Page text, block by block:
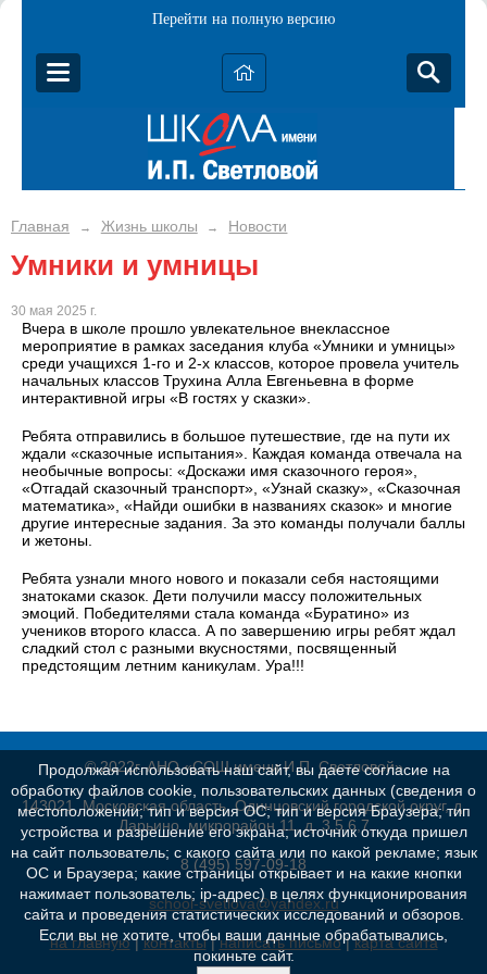
Перейти на полную версию
Главная → Жизнь школы → Новости
Умники и умницы
30 мая 2025 г.
Вчера в школе прошло увлекательное внеклассное
мероприятие в рамках заседания клуба «Умники и умницы»
среди учащихся 1-го и 2-х классов, которое провела учитель
начальных классов Трухина Алла Евгеньевна в форме
интерактивной игры «В гостях у сказки».
Ребята отправились в большое путешествие, где на пути их
ждали «сказочные испытания». Каждая команда отвечала на
необычные вопросы: «Доскажи имя сказочного героя»,
«Отгадай сказочный транспорт», «Узнай сказку», «Сказочная
математика», «Найди ошибки в названиях сказок» и многие
другие интересные задания. За это команды получали баллы
и жетоны.
Ребята узнали много нового и показали себя настоящими
знатоками сказок. Дети получили массу положительных
эмоций. Победителями стала команда «Буратино» из
учеников второго класса. А по завершению игры ребят ждал
сладкий стол с разными вкусностями, посвященный
предстоящим летним каникулам. Ура!!!
© 2022г. АНО «СОШ имени И.П. Светловой»
143021, Московская область, Одинцовский городской округ, д.
Дарьино, микрорайон 11, д. 3,5,6,7
8 (495) 597-09-18
school-svetlova@yandex.ru
на главную|контакты|написать письмо|карта сайта
Продолжая использовать наш сайт, вы даете согласие на
обработку файлов cookie, пользовательских данных (сведения о
местоположении; тип и версия ОС; тип и версия Браузера; тип
устройства и разрешение его экрана; источник откуда пришел
на сайт пользователь; с какого сайта или по какой рекламе; язык
ОС и Браузера; какие страницы открывает и на какие кнопки
нажимает пользователь; ip-адрес) в целях функционирования
сайта и проведения статистических исследований и обзоров.
Если вы не хотите, чтобы ваши данные обрабатывались,
покиньте сайт.